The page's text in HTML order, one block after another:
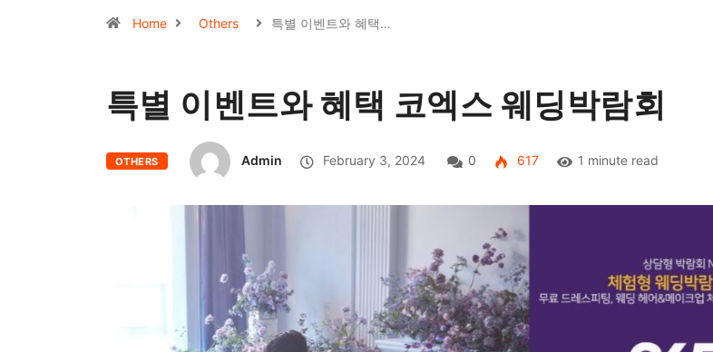
Home Others 특별 이벤트와 혜택…
특별 이벤트와 혜택 코엑스 웨딩박람회
OTHERS Admin February 3, 2024 0 617 1 minute read